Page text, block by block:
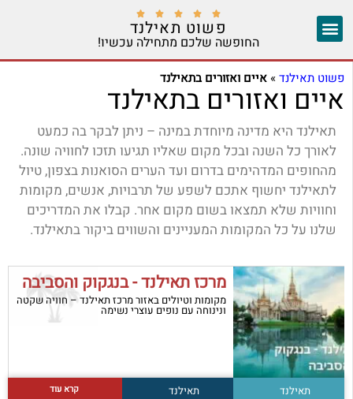





פשוט תאילנד
החופשה שלכם מתחילה עכשיו!
פשוט תאילנד» איים ואזורים בתאילנד
איים ואזורים בתאילנד
תאילנד היא מדינה מיוחדת במינה – ניתן לבקר בה כמעט
לאורך כל השנה ובכל מקום שאליו תגיעו תזכו לחוויה שונה.
מהחופים המדהימים בדרום ועד הערים הסואנות בצפון, טיול
לתאילנד יחשוף אתכם לשפע של תרבויות, אנשים, מקומות
וחוויות שלא תמצאו בשום מקום אחר. קבלו את המדריכים
שלנו על כל המקומות המעניינים והשווים ביקור בתאילנד.
מרכז תאילנד - בנגקוק והסביבה
מקומות וטיולים באזור מרכז תאילנד – חוויה שקטה
ונינוחה עם נופים עוצרי נשימה
תאילנד תאילנד קרא עוד